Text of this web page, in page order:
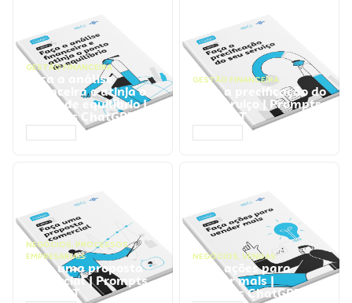
GESTÃO FINANCEIRA
Faça a análise
financeira e atinja o
ponto de equilíbrio |
Prompts ChatGPT
GESTÃO FINANCEIRA
Faça a precificação do
seu serviço | Prompts
ChatGPT
NEGÓCIOS, PROCESSOS
EMPRESARIAIS
Faça uma proposta
comercial | Prompts
ChatGPT
NEGÓCIOS, VENDAS
Faça ações para
vender mais |
Prompts ChatGPT